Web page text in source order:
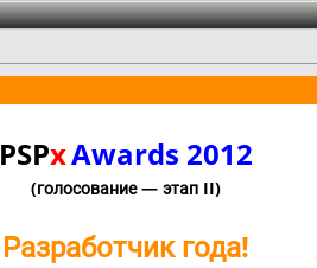
PSPxAwards 2012
(голосование — этап II)
Разработчик года!